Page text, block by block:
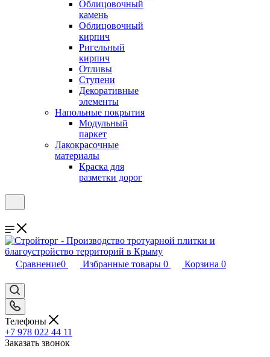
Облицовочный
камень
Облицовочный
кирпич
Ригельный
кирпич
Отливы
Ступени
Декоративные
элементы
Напольные покрытия
Модульный
паркет
Лакокрасочные
материалы
Краска для
разметки дорог
Сравнение0 Избранные товары 0 Корзина 0
Телефоны
+7 978 022 44 11
Заказать звонок